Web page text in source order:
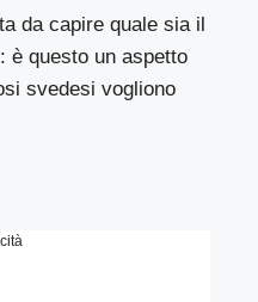
da capire quale sia il
è questo un aspetto
svedesi vogliono